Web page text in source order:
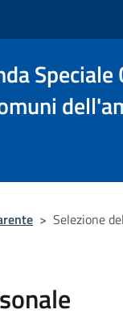
> Selezione